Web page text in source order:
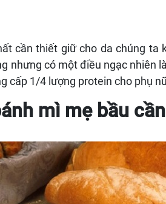
cần thiết giữ cho da chúng ta
nhưng có một điều ngạc nhiên
cấp 1/4 lượng protein cho phụ
mì mẹ bầu